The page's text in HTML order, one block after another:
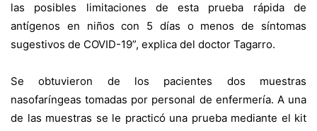
las posibles limitaciones de esta prueba rápida de
antígenos en niños con 5 días o menos de síntomas
sugestivos de COVID-19”, explica del doctor Tagarro.
Se obtuvieron de los pacientes dos muestras
nasofaríngeas tomadas por personal de enfermería. A una
de las muestras se le practicó una prueba mediante el kit